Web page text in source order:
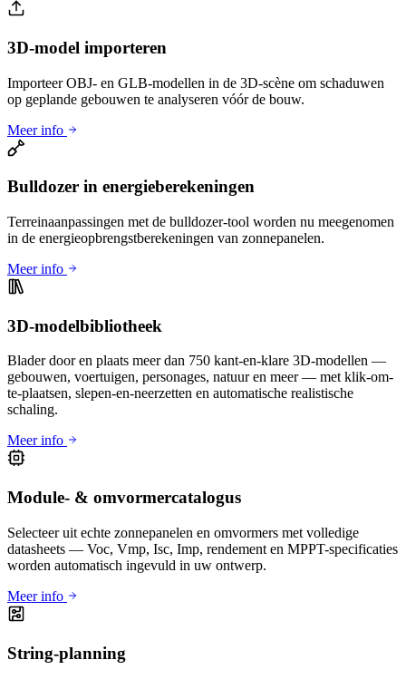
3D-model importeren
Importeer OBJ- en GLB-modellen in de 3D-scène om schaduwen
op geplande gebouwen te analyseren vóór de bouw.
Meer info
Bulldozer in energieberekeningen
Terreinaanpassingen met de bulldozer-tool worden nu meegenomen
in de energieopbrengstberekeningen van zonnepanelen.
Meer info
3D-modelbibliotheek
Blader door en plaats meer dan 750 kant-en-klare 3D-modellen —
gebouwen, voertuigen, personages, natuur en meer — met klik-om-
te-plaatsen, slepen-en-neerzetten en automatische realistische
schaling.
Meer info
Module- & omvormercatalogus
Selecteer uit echte zonnepanelen en omvormers met volledige
datasheets — Voc, Vmp, Isc, Imp, rendement en MPPT-specificaties
worden automatisch ingevuld in uw ontwerp.
Meer info
String-planning